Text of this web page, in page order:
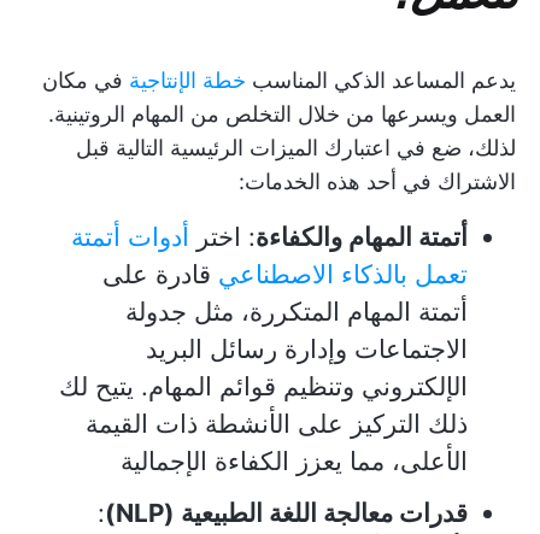
يدعم المساعد الذكي المناسب خطة الإنتاجية في مكان
العمل ويسرعها من خلال التخلص من المهام الروتينية.
لذلك، ضع في اعتبارك الميزات الرئيسية التالية قبل
الاشتراك في أحد هذه الخدمات:
أتمتة المهام والكفاءة: اختر أدوات أتمتة
تعمل بالذكاء الاصطناعي قادرة على
أتمتة المهام المتكررة، مثل جدولة
الاجتماعات وإدارة رسائل البريد
الإلكتروني وتنظيم قوائم المهام. يتيح لك
ذلك التركيز على الأنشطة ذات القيمة
الأعلى، مما يعزز الكفاءة الإجمالية
قدرات معالجة اللغة الطبيعية (NLP)
: